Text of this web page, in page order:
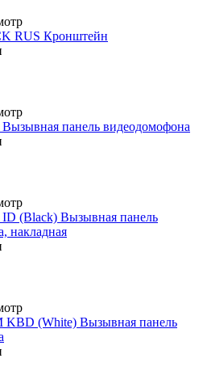
RUS Кронштейн
Вызывная панель видеодомофона
(Black) Вызывная панель
накладная
KBD (White) Вызывная панель